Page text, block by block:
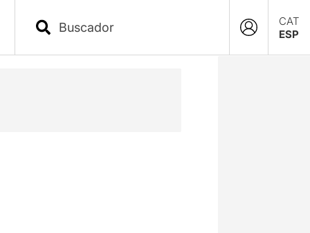
CAT
ESP